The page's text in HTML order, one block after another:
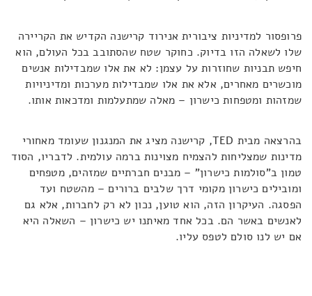
פרופסור למדיניות ציבורית אנירוד קרישנה הקדיש את הקריירה
שלו לשאלה הזו בדיוק. כחוקר שטח שהסתובב בכל העולם, הוא
חיפש תבניות שחוזרות על עצמן: לא את אלו שמבדילות אנשים
מוכשרים מאחרים, אלא את אלו שמבדילות מערכות ומדיניויות
שמזהות ומטפחות כישרון – מאלה שמתעלמות ומדכאות אותו.
בהרצאה מבית TED, קרישנה מציג את המנגנון שעומד מאחורי
מדינות שמצליחות להצמיח מצוינות ברמה עולמית. לדבריו, הסוד
טמון ב"סולמות כישרון" – מבנים חברתיים שמזהים, מטפחים
ומובילים כישרון מקומי דרך שלבים ברורים – מהשטח ועד
הפסגה. העיקרון הזה, הוא טוען, נכון לא רק לחברות, אלא גם
לאנשים באשר הם. בכל אחד מאיתנו יש כישרון – השאלה היא
אם יש לנו סולם לטפס עליו.